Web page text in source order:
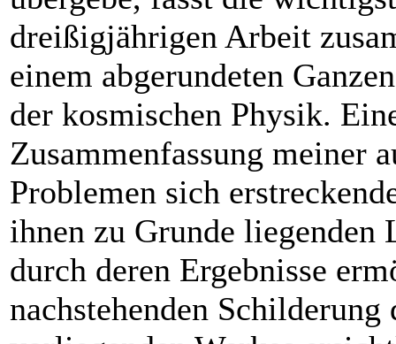
dreißigjährigen Arbeit
einem abgerundeten
der kosmischen Physik.
Zusammenfassung meiner
Problemen sich
ihnen zu Grunde liegenden
durch deren Ergebnisse
nachstehenden Schilderung